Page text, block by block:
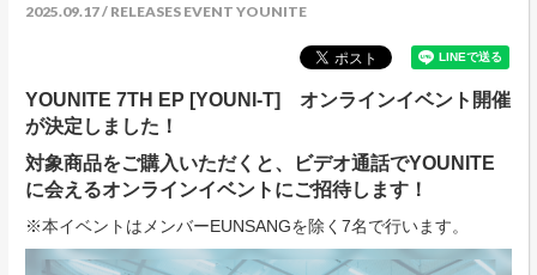
2025.09.17 RELEASES EVENT YOUNITE
YOUNITE 7TH EP [YOUNI-T] オンラインイベント開催
が決定しました！
対象商品をご購入いただくと、ビデオ通話でYOUNITE
に会えるオンラインイベントにご招待します！
※本イベントはメンバーEUNSANGを除く7名で行います。